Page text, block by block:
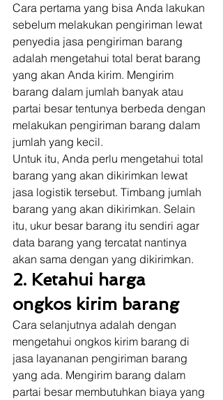
Cara pertama yang bisa Anda lakukan
sebelum melakukan pengiriman lewat
penyedia jasa pengiriman barang
adalah mengetahui total berat barang
yang akan Anda kirim. Mengirim
barang dalam jumlah banyak atau
partai besar tentunya berbeda dengan
melakukan pengiriman barang dalam
jumlah yang kecil.
Untuk itu, Anda perlu mengetahui total
barang yang akan dikirimkan lewat
jasa logistik tersebut. Timbang jumlah
barang yang akan dikirimkan. Selain
itu, ukur besar barang itu sendiri agar
data barang yang tercatat nantinya
akan sama dengan yang dikirimkan.
2. Ketahui harga
ongkos kirim barang
Cara selanjutnya adalah dengan
mengetahui ongkos kirim barang di
jasa layananan pengiriman barang
yang ada. Mengirim barang dalam
partai besar membutuhkan biaya yang